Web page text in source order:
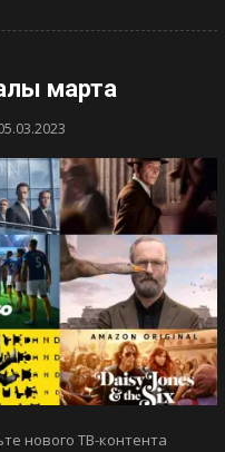
марта
нового ТВ-контента